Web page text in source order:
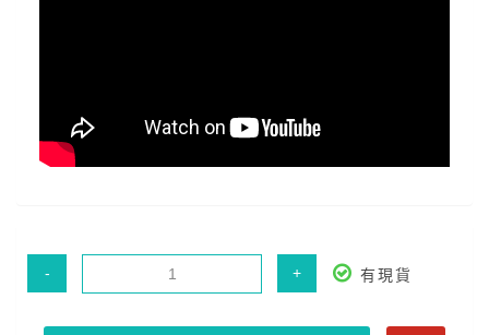
- + 有現貨